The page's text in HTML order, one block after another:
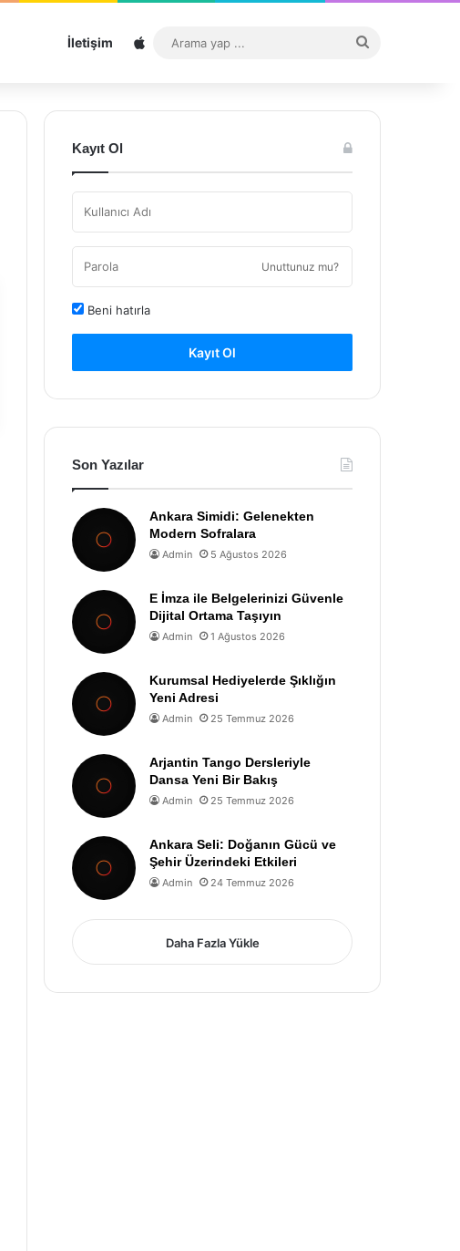
İletişim Sitemap
...
Kayıt Ol
Unuttunuz mu?
Beni hatırla
Kayıt Ol
Son Yazılar
Ankara Simidi: Gelenekten
Modern Sofralara
Admin 5 Ağustos 2026
E İmza ile Belgelerinizi Güvenle
Dijital Ortama Taşıyın
Admin 1 Ağustos 2026
Kurumsal Hediyelerde Şıklığın
Yeni Adresi
Admin 25 Temmuz 2026
Arjantin Tango Dersleriyle
Dansa Yeni Bir Bakış
Admin 25 Temmuz 2026
Ankara Seli: Doğanın Gücü ve
Şehir Üzerindeki Etkileri
Admin 24 Temmuz 2026
Daha Fazla Yükle